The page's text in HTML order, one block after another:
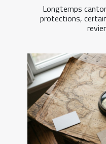
Longtemps
protections,